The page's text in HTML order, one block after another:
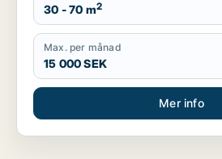
30 - 70 m2
Max. per månad
15 000 SEK
Mer info